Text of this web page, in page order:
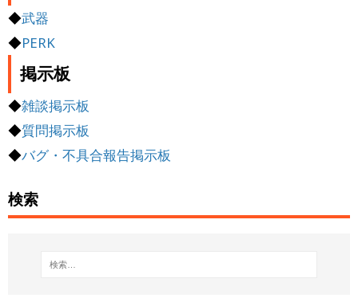
◆武器
◆PERK
掲示板
◆雑談掲示板
◆質問掲示板
◆バグ・不具合報告掲示板
検索